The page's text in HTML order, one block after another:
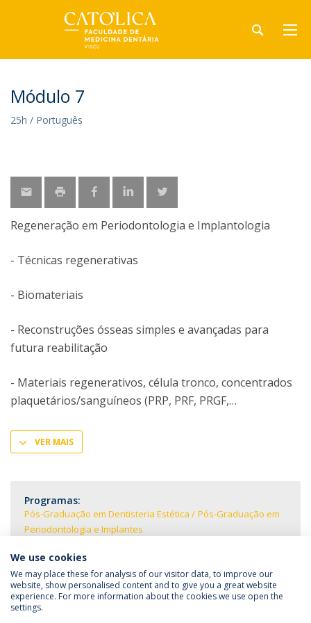
Módulo 7
25h / Português
Regeneração em Periodontologia e Implantologia
- Técnicas regenerativas
- Biomateriais
- Reconstruções ósseas simples e avançadas para
futura reabilitação
- Materiais regenerativos, célula tronco, concentrados
plaquetários/sanguíneos (PRP, PRF, PRGF,
VER MAIS
Programas:
Pós-Graduação em Dentisteria Estética
Pós-Graduação em
Periodontologia e Implantes
Política de Privacidade
Termos & Condições
We use cookies
We may place these for analysis of our visitor data, to improve our
website, show personalised content and to give you a great website
experience. For more information about the cookies we use open the
settings.